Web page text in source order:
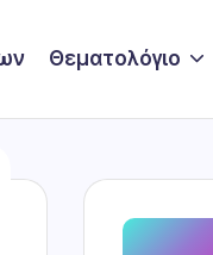
Θεματολόγιο